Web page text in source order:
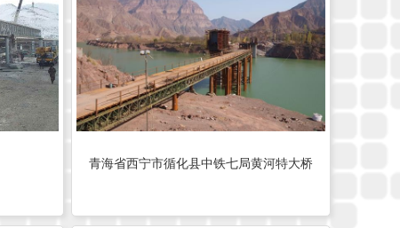
青海省西宁市循化县中铁七局黄河特大桥